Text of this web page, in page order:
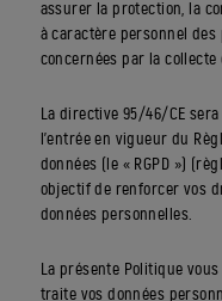
assurer la protection, la
à caractère personnel des
concernées par la
La directive 95/46/CE
l’entrée en vigueur du
données (le « RGPD »)
objectif de renforcer vos
données personnelles.
La présente Politique
traite vos données